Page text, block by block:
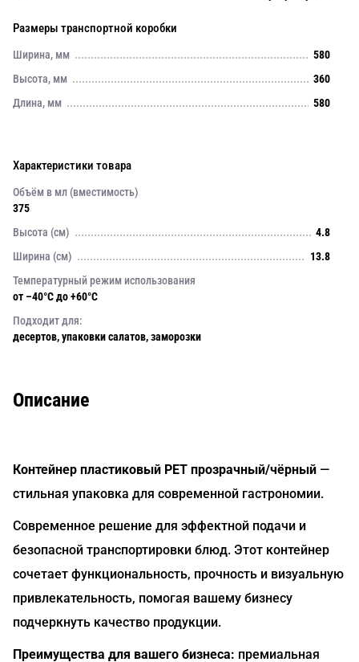
Размеры транспортной коробки
Ширина, мм
580
Высота, мм
360
Длина, мм
580
Характеристики товара
Объём в мл (вместимость)
375
Высота (см)
4.8
Ширина (см)
13.8
Температурный режим использования
от –40°C до +60°C
Подходит для:
десертов, упаковки салатов, заморозки
Описание
Контейнер пластиковый PET прозрачный/чёрный —
стильная упаковка для современной гастрономии.
Современное решение для эффектной подачи и
безопасной транспортировки блюд. Этот контейнер
сочетает функциональность, прочность и визуальную
привлекательность, помогая вашему бизнесу
подчеркнуть качество продукции.
Преимущества для вашего бизнеса: премиальная